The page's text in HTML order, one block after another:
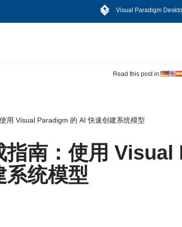
Visual Paradigm
Read this post in:
用 Visual Paradigm 的 AI 快速创建系统模型
指南：使用
系统模型